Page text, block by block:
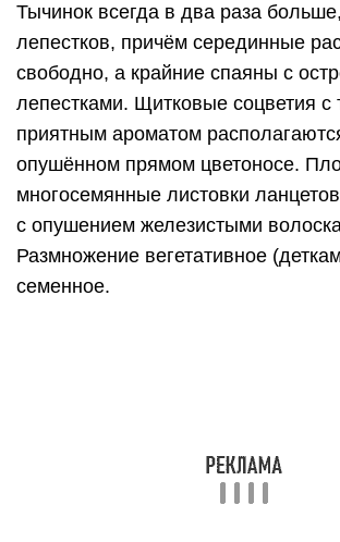
Тычинок всегда в два раза
лепестков, причём серединные
свободно, а крайние спаяны с
лепестками. Щитковые соцветия с
приятным ароматом
опушённом прямом цветоносе.
многосемянные листовки
с опушением железистыми
Размножение вегетативное
семенное.